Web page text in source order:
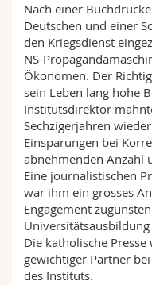
Nach einer
Deutschen und einer
den Kriegsdienst
NS-
Ökonomen. Der
sein Leben lang hohe
Institutsdirektor
Sechzigerjahren
Einsparungen bei
abnehmenden Anzahl
Eine journalistischen
war ihm ein grosses
Engagement
Die katholische
gewichtiger Partner
des Instituts.